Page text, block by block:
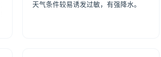
天气条件较易诱发过敏，有强降水。